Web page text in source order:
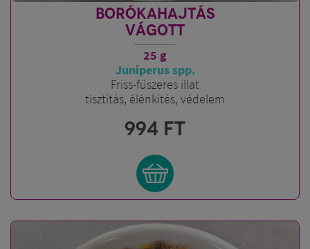
BORÓKAHAJTÁS
VÁGOTT
25 g
Juniperus spp.
Friss-fűszeres illat
tisztítás, élénkítés, védelem
994 FT